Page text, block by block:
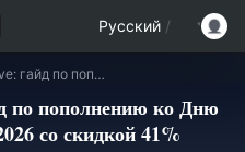
Русский /
Монеты Poppo Live: гайд по пополнению ко Дню святого Валентина 2026 со скидкой 41%
по пополнению ко Дню
со скидкой 41%